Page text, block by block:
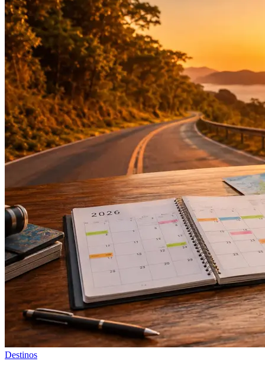
Destinos